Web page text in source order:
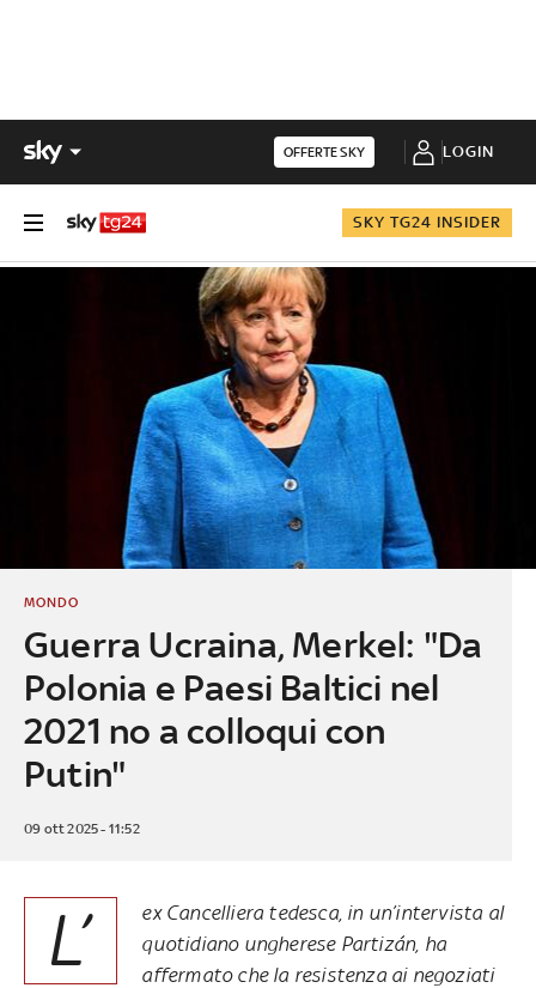
OFFERTE SKY LOGIN
SKY TG24 INSIDER
Guerra Ucraina, Merkel: "Da
Polonia e Paesi Baltici nel
2021 no a colloqui con
Putin"
MONDO
09 ott 2025 - 11:52
L’
ex Cancelliera tedesca, in un’intervista al
quotidiano ungherese Partizán, ha
affermato che la resistenza ai negoziati